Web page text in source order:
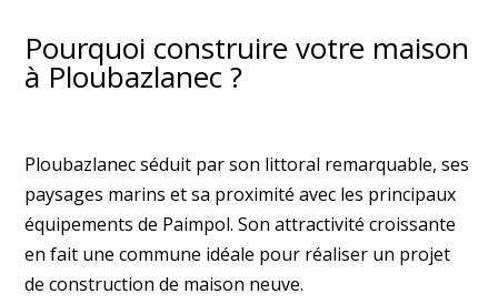
Pourquoi construire votre maison
à Ploubazlanec ?
Ploubazlanec séduit par son littoral remarquable, ses
paysages marins et sa proximité avec les principaux
équipements de Paimpol. Son attractivité croissante
en fait une commune idéale pour réaliser un projet
de construction de maison neuve.